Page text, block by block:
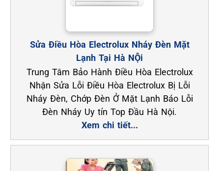
Sửa Điều Hòa Electrolux Nháy Đèn Mặt
Lạnh Tại Hà NỘi
Trung Tâm Bảo Hành Điều Hòa Electrolux
Nhận Sửa Lỗi Điều Hòa Electrolux Bị Lỗi
Nháy Đèn, Chớp Đèn Ở Mặt Lạnh Báo Lỗi
Đèn Nháy Uy tín Top Đầu Hà Nội.
Xem chi tiết...